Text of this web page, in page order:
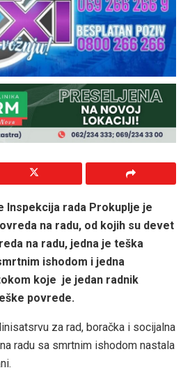
Inspekcija rada Prokuplje je
na radu, od kojih su devet
na radu, jedna je teška
ishodom i jedna
koje je jedan radnik
povrede.
za rad, boračka i socijalna
radu sa smrtnim ishodom nastala